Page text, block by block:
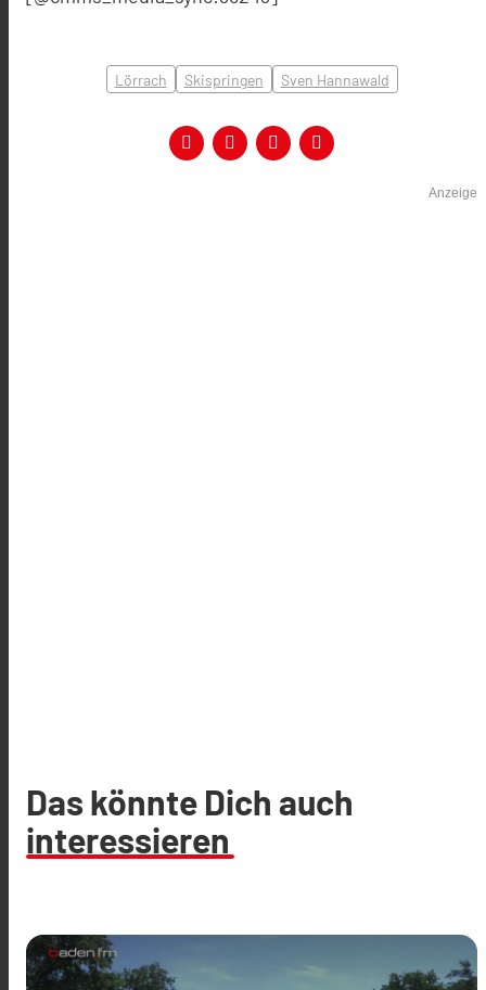
Lörrach Skispringen Sven Hannawald
Anzeige
Das könnte Dich auch
interessieren